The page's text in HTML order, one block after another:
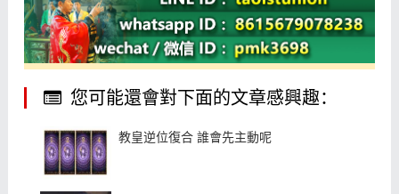
您可能還會對下面的文章感興趣：
教皇逆位復合 誰會先主動呢